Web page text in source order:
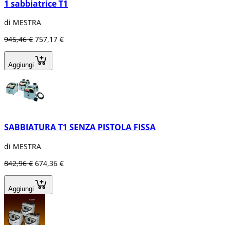
1 sabbiatrice T1
di MESTRA
946,46 € 757,17 €
Aggiungi
SABBIATURA T1 SENZA PISTOLA FISSA
di MESTRA
842,96 € 674,36 €
Aggiungi